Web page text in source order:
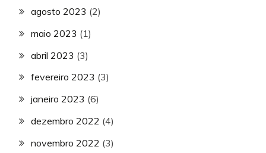
agosto 2023 (2)
maio 2023 (1)
abril 2023 (3)
fevereiro 2023 (3)
janeiro 2023 (6)
dezembro 2022 (4)
novembro 2022 (3)